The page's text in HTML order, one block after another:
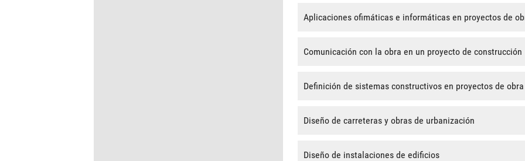
Aplicaciones ofimáticas e informáticas en proyectos de
Comunicación con la obra en un proyecto de construcción
Definición de sistemas constructivos en proyectos de
Diseño de carreteras y obras de urbanización
Diseño de instalaciones de edificios